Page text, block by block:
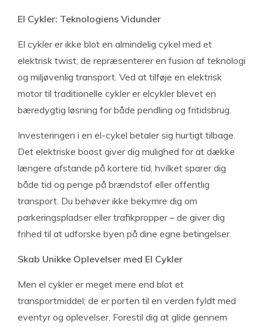
El Cykler: Teknologiens Vidunder
El cykler er ikke blot en almindelig cykel med et
elektrisk twist; de repræsenterer en fusion af teknologi
og miljøvenlig transport. Ved at tilføje en elektrisk
motor til traditionelle cykler er elcykler blevet en
bæredygtig løsning for både pendling og fritidsbrug.
Investeringen i en el-cykel betaler sig hurtigt tilbage.
Det elektriske boost giver dig mulighed for at dække
længere afstande på kortere tid, hvilket sparer dig
både tid og penge på brændstof eller offentlig
transport. Du behøver ikke bekymre dig om
parkeringspladser eller trafikpropper – de giver dig
frihed til at udforske byen på dine egne betingelser.
Skab Unikke Oplevelser med El Cykler
Men el cykler er meget mere end blot et
transportmiddel; de er porten til en verden fyldt med
eventyr og oplevelser. Forestil dig at glide gennem